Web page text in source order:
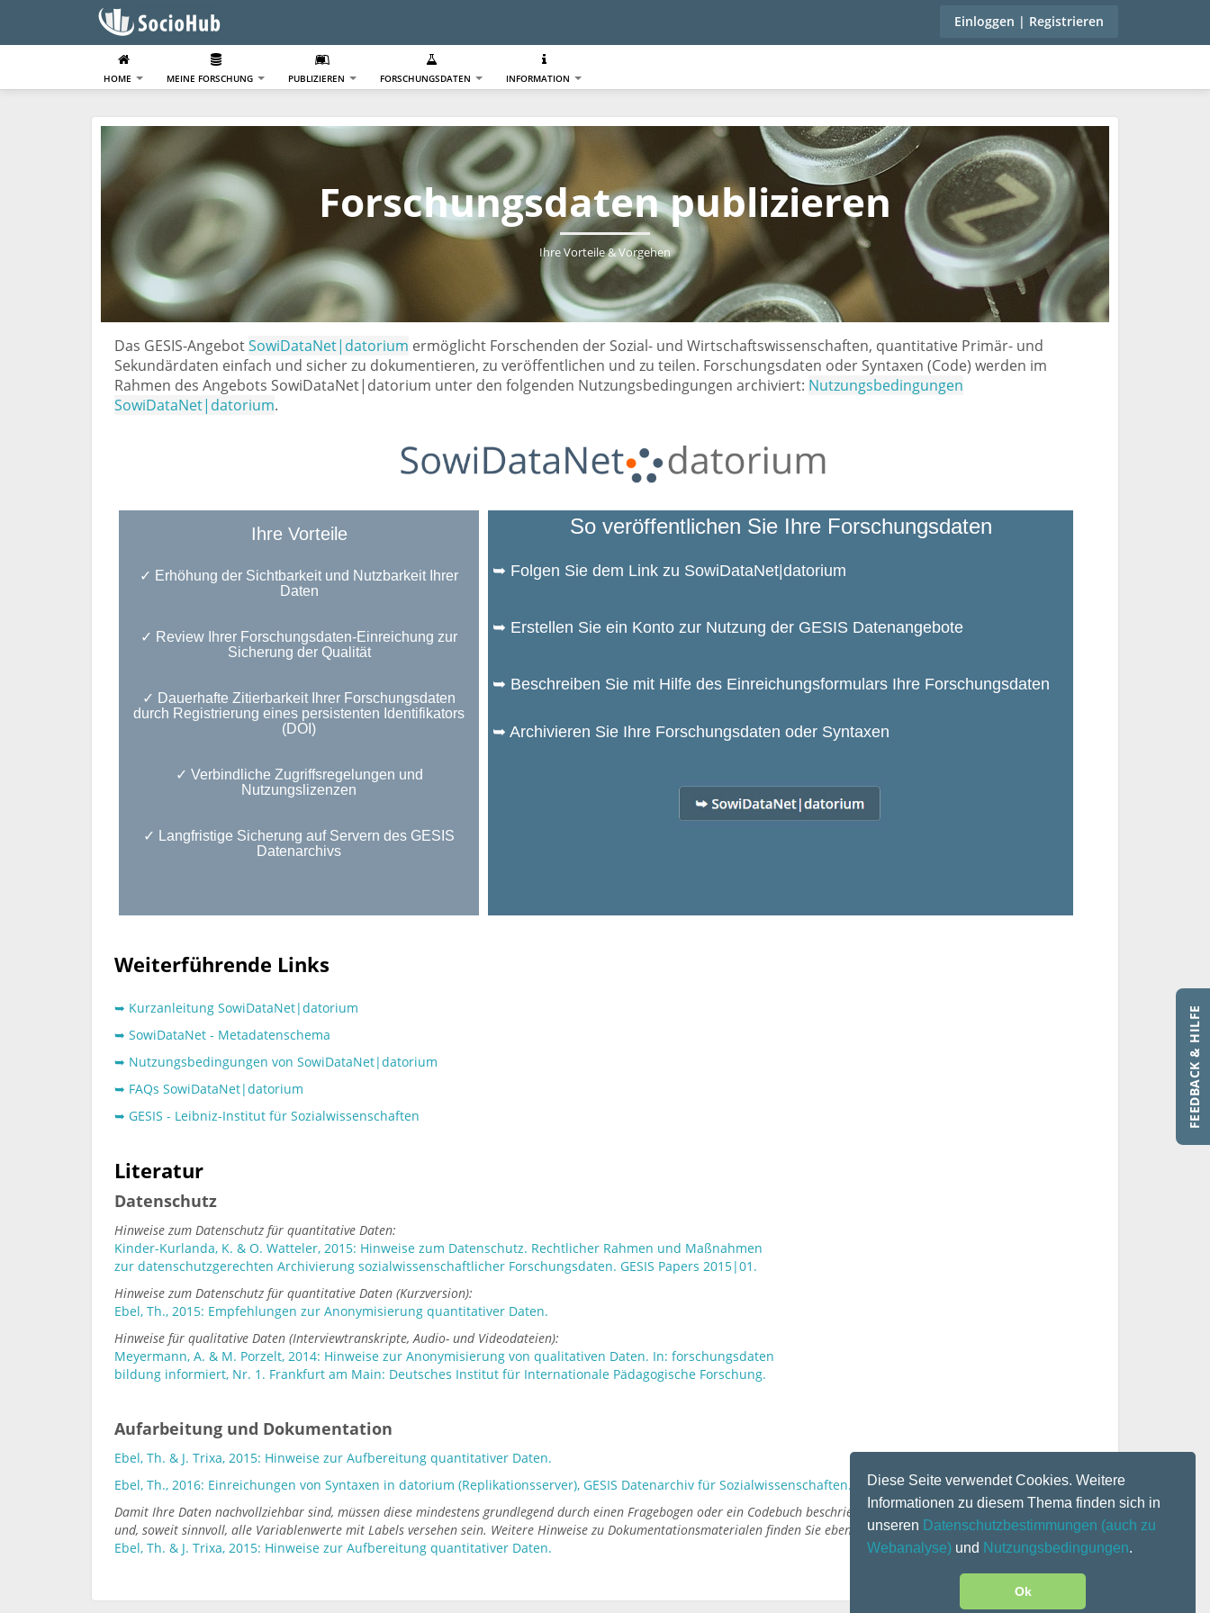
Diese Seite verwendet Cookies. Weitere
Informationen zu diesem Thema finden sich in
unseren Datenschutzbestimmungen (auch zu
Webanalyse) und Nutzungsbedingungen.
Ok
FEEDBACK & HILFE
Einloggen | Registrieren
HOME MEINE FORSCHUNG PUBLIZIEREN FORSCHUNGSDATEN INFORMATION
Forschungsdaten publizieren
Ihre Vorteile & Vorgehen
Das GESIS-AngebotSowiDataNet|datorium ermöglicht Forschenden der Sozial- und Wirtschaftswissenschaften, quantitative Primär- und
Sekundärdaten einfach und sicher zu dokumentieren, zu veröffentlichen und zu teilen. Forschungsdaten oder Syntaxen (Code) werden im
Rahmen des Angebots SowiDataNet|datorium unter den folgenden Nutzungsbedingungen archiviert: Nutzungsbedingungen
SowiDataNet|datorium.
Ihre Vorteile
✓ Erhöhung der Sichtbarkeit und Nutzbarkeit Ihrer
Daten
✓ Review Ihrer Forschungsdaten-Einreichung zur
Sicherung der Qualität
✓ Dauerhafte Zitierbarkeit Ihrer Forschungsdaten
durch Registrierung eines persistenten Identifikators
(DOI)
✓ Verbindliche Zugriffsregelungen und
Nutzungslizenzen
✓ Langfristige Sicherung auf Servern des GESIS
Datenarchivs
So veröffentlichen Sie Ihre Forschungsdaten
➥ Folgen Sie dem Link zu SowiDataNet|datorium
➥ Erstellen Sie ein Konto zur Nutzung der GESIS Datenangebote
➥ Beschreiben Sie mit Hilfe des Einreichungsformulars Ihre Forschungsdaten
➥ Archivieren Sie Ihre Forschungsdaten oder Syntaxen
Weiterführende Links
➥ Kurzanleitung SowiDataNet|datorium
➥ SowiDataNet - Metadatenschema
➥ Nutzungsbedingungen von SowiDataNet|datorium
➥ FAQs SowiDataNet|datorium
➥ GESIS - Leibniz-Institut für Sozialwissenschaften
Literatur
Datenschutz
Hinweise zum Datenschutz für quantitative Daten:
Kinder-Kurlanda, K. & O. Watteler, 2015: Hinweise zum Datenschutz. Rechtlicher Rahmen und Maßnahmen
zur datenschutzgerechten Archivierung sozialwissenschaftlicher Forschungsdaten. GESIS Papers 2015|01.
Hinweise zum Datenschutz für quantitative Daten (Kurzversion):
Ebel, Th., 2015: Empfehlungen zur Anonymisierung quantitativer Daten.
Hinweise für qualitative Daten (Interviewtranskripte, Audio- und Videodateien):
Meyermann, A. & M. Porzelt, 2014: Hinweise zur Anonymisierung von qualitativen Daten. In: forschungsdaten
bildung informiert, Nr. 1. Frankfurt am Main: Deutsches Institut für Internationale Pädagogische Forschung.
Aufarbeitung und Dokumentation
Ebel, Th. & J. Trixa, 2015: Hinweise zur Aufbereitung quantitativer Daten.
Ebel, Th., 2016: Einreichungen von Syntaxen in datorium (Replikationsserver), GESIS Datenarchiv für Sozialwissenschaften.
Damit Ihre Daten nachvollziehbar sind, müssen diese mindestens grundlegend durch einen Fragebogen oder ein Codebuch beschrieben werden. Zudem sollten alle Variablen
und, soweit sinnvoll, alle Variablenwerte mit Labels versehen sein. Weitere Hinweise zu Dokumentationsmaterialen finden Sie ebenfalls unter:
Ebel, Th. & J. Trixa, 2015: Hinweise zur Aufbereitung quantitativer Daten.